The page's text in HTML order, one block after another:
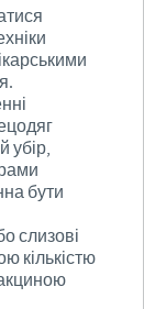
убір,
бути
слизові
кількістю